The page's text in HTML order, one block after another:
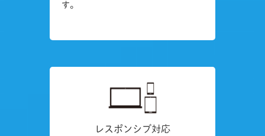
す。
レスポンシブ対応